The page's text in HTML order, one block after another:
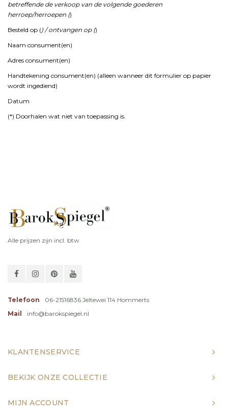
betreffende de verkoop van de volgende goederen
herroep/herroepen ()
Besteld op () /ontvangen op ()
Naam consument(en)
Adres consument(en)
Handtekening consument(en) (alleen wanneer dit formulier op papier
wordt ingediend)
Datum
(*) Doorhalen wat niet van toepassing is.
Alle prijzen zijn incl. btw
Telefoon
06-21516836 Jeltewei 114 Hommerts
Mail
info@barokspiegel.nl
KLANTENSERVICE
BEKIJK ONZE COLLECTIE
MIJN ACCOUNT